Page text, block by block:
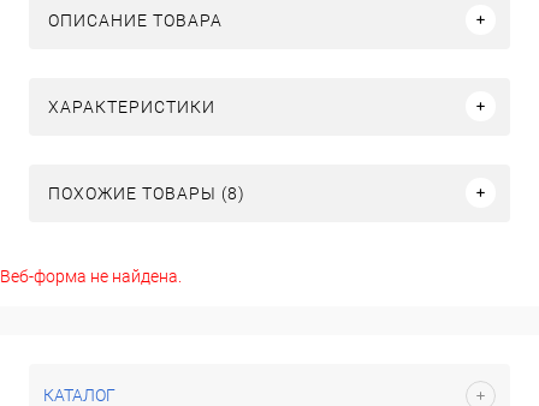
ОПИСАНИЕ ТОВАРА
ХАРАКТЕРИСТИКИ
ПОХОЖИЕ ТОВАРЫ (8)
Веб-форма не найдена.
КАТАЛОГ